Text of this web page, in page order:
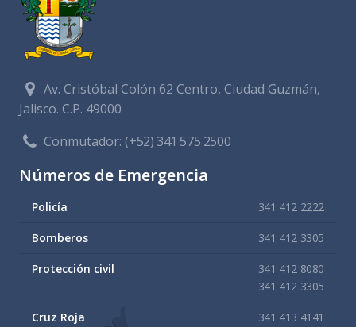
Av. Cristóbal Colón 62 Centro, Ciudad Guzmán,
Jalisco. C.P. 49000
Conmutador:(+52) 341 575 2500
Números de Emergencia
Policía 341 412 2222
Bomberos 341 412 3305
Protección civil
341 412 8080
341 412 3305
Cruz Roja 341 413 4141